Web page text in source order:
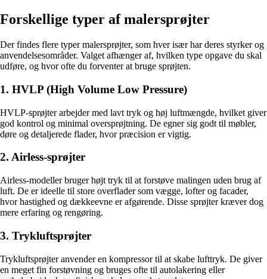
Forskellige typer af malersprøjter
Der findes flere typer malersprøjter, som hver især har deres styrker og
anvendelsesområder. Valget afhænger af, hvilken type opgave du skal
udføre, og hvor ofte du forventer at bruge sprøjten.
1. HVLP (High Volume Low Pressure)
HVLP-sprøjter arbejder med lavt tryk og høj luftmængde, hvilket giver
god kontrol og minimal oversprøjtning. De egner sig godt til møbler,
døre og detaljerede flader, hvor præcision er vigtig.
2. Airless-sprøjter
Airless-modeller bruger højt tryk til at forstøve malingen uden brug af
luft. De er ideelle til store overflader som vægge, lofter og facader,
hvor hastighed og dækkeevne er afgørende. Disse sprøjter kræver dog
mere erfaring og rengøring.
3. Trykluftsprøjter
Trykluftsprøjter anvender en kompressor til at skabe lufttryk. De giver
en meget fin forstøvning og bruges ofte til autolakering eller